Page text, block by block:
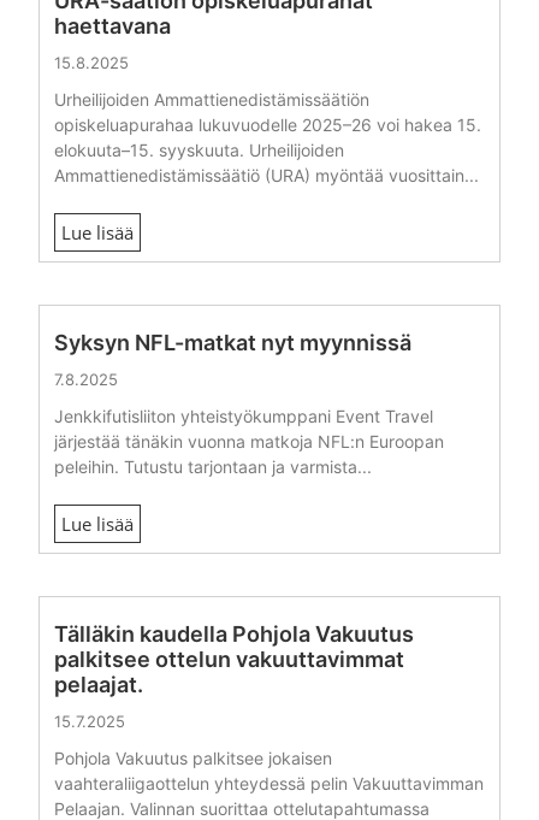
haettavana
15.8.2025
Urheilijoiden Ammattienedistämissäätiön
opiskeluapurahaa lukuvuodelle 2025–26 voi hakea 15.
elokuuta–15. syyskuuta. Urheilijoiden
Ammattienedistämissäätiö (URA) myöntää vuosittain...
Lue lisää
Syksyn NFL-matkat nyt myynnissä
7.8.2025
Jenkkifutisliiton yhteistyökumppani Event Travel
järjestää tänäkin vuonna matkoja NFL:n Euroopan
peleihin. Tutustu tarjontaan ja varmista...
Lue lisää
Tälläkin kaudella Pohjola Vakuutus
palkitsee ottelun vakuuttavimmat
pelaajat.
15.7.2025
Pohjola Vakuutus palkitsee jokaisen
vaahteraliigaottelun yhteydessä pelin Vakuuttavimman
Pelaajan. Valinnan suorittaa ottelutapahtumassa